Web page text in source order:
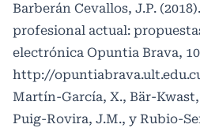
Barberán Cevallos, J.P.
profesional actual:
electrónica Opuntia Brava,
http://
Martín-García, X., Bär-
Puig-Rovira, J.M., y Rubio-